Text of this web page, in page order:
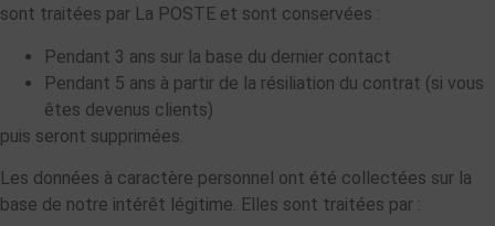
sont traitées par La POSTE et sont conservées :
Pendant 3 ans sur la base du dernier contact
Pendant 5 ans à partir de la résiliation du contrat (si vous
êtes devenus clients)
puis seront supprimées.
Les données à caractère personnel ont été collectées sur la
base de notre intérêt légitime. Elles sont traitées par :